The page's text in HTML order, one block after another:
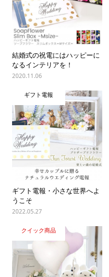
結婚式の祝電にはハッピーに
なるインテリアを！
2020.11.06
ギフト電報
ギフト電報・小さな世界へよ
うこそ
2022.05.27
クイック商品